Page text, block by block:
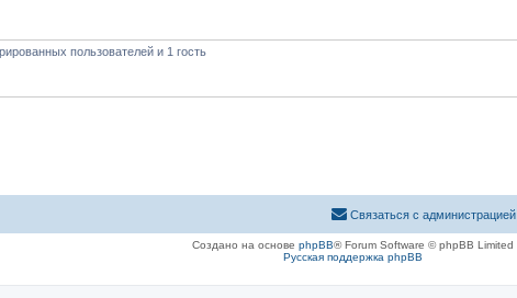
пользователей и 1 гость
Связаться с администрацией
Создано на основе phpBB® Forum Software © phpBB Limited
Русская поддержка phpBB